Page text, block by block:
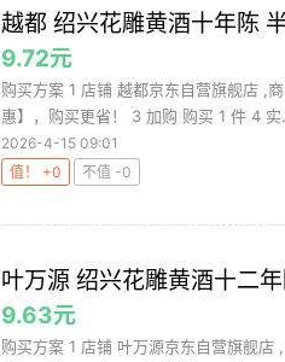
越都 绍兴花雕黄酒十年陈
9.72元
购买方案 1 店铺 越都京东自营旗舰店 ,
惠】，购买更省！ 3 加购 购买 1 件 4
2026-4-15 09:01
值！ +0
不值 -0
叶万源 绍兴花雕黄酒十二
9.63元
购买方案 1 店铺 叶万源京东自营旗舰